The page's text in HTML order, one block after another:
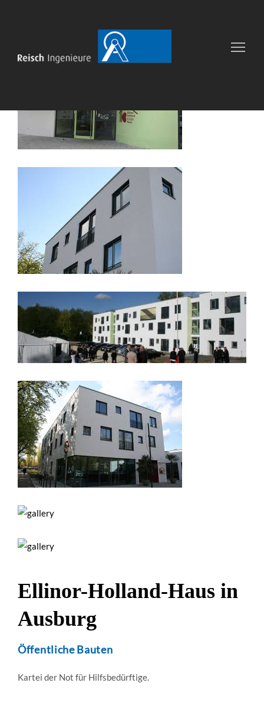
Ellinor-Holland-Haus in
Ausburg
Öffentliche Bauten
Kartei der Not für Hilfsbedürftige.